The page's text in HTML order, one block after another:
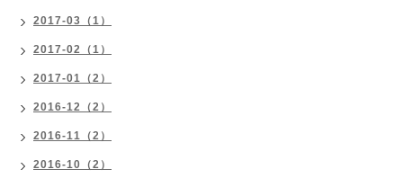
2017-03（1）
2017-02（1）
2017-01（2）
2016-12（2）
2016-11（2）
2016-10（2）